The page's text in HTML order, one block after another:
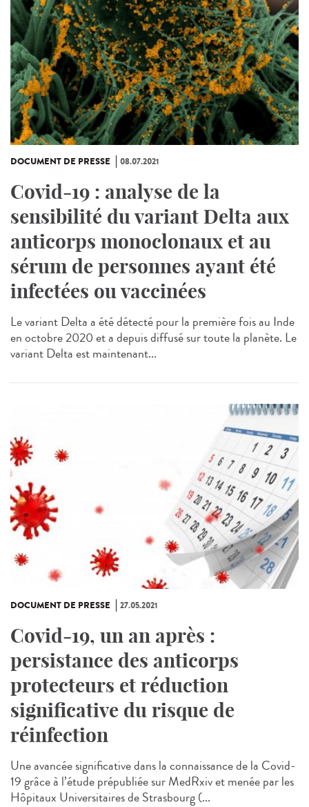
DOCUMENT DE PRESSE 08.07.2021
Covid-19 : analyse de la
sensibilité du variant Delta aux
anticorps monoclonaux et au
sérum de personnes ayant été
infectées ou vaccinées
Le variant Delta a été détecté pour la première fois au Inde
en octobre 2020 et a depuis diffusé sur toute la planète. Le
variant Delta est maintenant...
DOCUMENT DE PRESSE 27.05.2021
Covid-19, un an après :
persistance des anticorps
protecteurs et réduction
significative du risque de
réinfection
Une avancée significative dans la connaissance de la Covid-
19 grâce à l’étude prépubliée sur MedRxiv et menée par les
Hôpitaux Universitaires de Strasbourg (...